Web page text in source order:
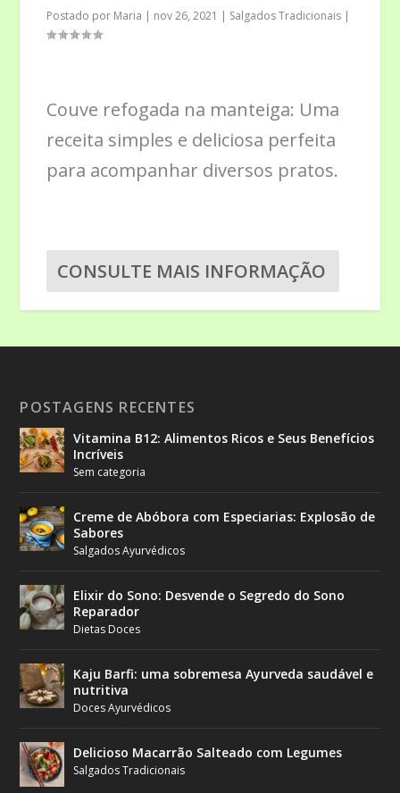
Postado por Maria | nov 26, 2021 | Salgados Tradicionais |
Couve refogada na manteiga: Uma
receita simples e deliciosa perfeita
para acompanhar diversos pratos.
CONSULTE MAIS INFORMAÇÃO
POSTAGENS RECENTES
Vitamina B12: Alimentos Ricos e Seus Benefícios
Incríveis
Sem categoria
Creme de Abóbora com Especiarias: Explosão de
Sabores
Salgados Ayurvédicos
Elixir do Sono: Desvende o Segredo do Sono
Reparador
Dietas Doces
Kaju Barfi: uma sobremesa Ayurveda saudável e
nutritiva
Doces Ayurvédicos
Delicioso Macarrão Salteado com Legumes
Salgados Tradicionais